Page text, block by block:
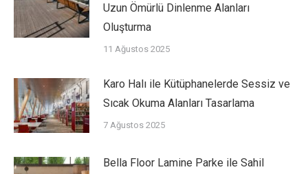
Uzun Ömürlü Dinlenme Alanları
Oluşturma
11 Ağustos 2025
Karo Halı ile Kütüphanelerde Sessiz ve
Sıcak Okuma Alanları Tasarlama
7 Ağustos 2025
Bella Floor Lamine Parke ile Sahil